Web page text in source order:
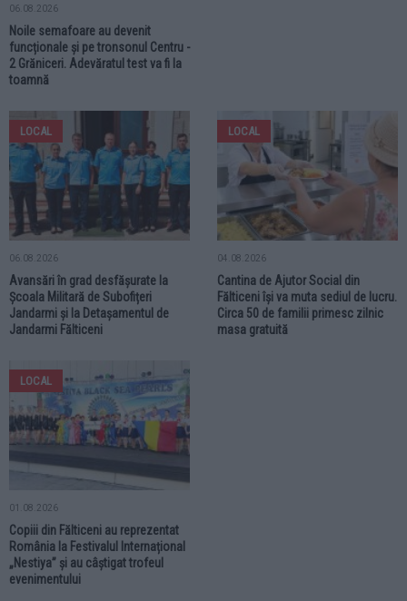
06.08.2026
Noile semafoare au devenit
funcționale și pe tronsonul Centru -
2 Grăniceri. Adevăratul test va fi la
toamnă
LOCAL
06.08.2026
Avansări în grad desfășurate la
Școala Militară de Subofițeri
Jandarmi și la Detașamentul de
Jandarmi Fălticeni
LOCAL
04.08.2026
Cantina de Ajutor Social din
Fălticeni își va muta sediul de lucru.
Circa 50 de familii primesc zilnic
masa gratuită
LOCAL
01.08.2026
Copiii din Fălticeni au reprezentat
România la Festivalul Internațional
„Nestiya” și au câștigat trofeul
evenimentului